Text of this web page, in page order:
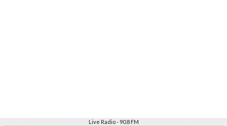
Live Radio - 90.8 FM